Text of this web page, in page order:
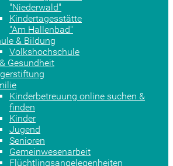
"Niederwald"
Kindertagesstätte
"Am Hallenbad"
& Bildung
Volkshochschule
Gesundheit
Kinderbetreuung online suchen &
finden
Kinder
Jugend
Senioren
Gemeinwesenarbeit
Flüchtlingsangelegenheiten